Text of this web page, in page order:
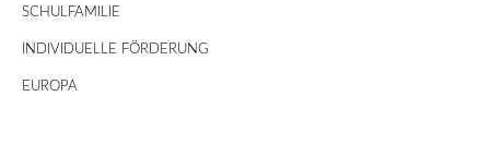
SCHULFAMILIE
INDIVIDUELLE FÖRDERUNG
EUROPA